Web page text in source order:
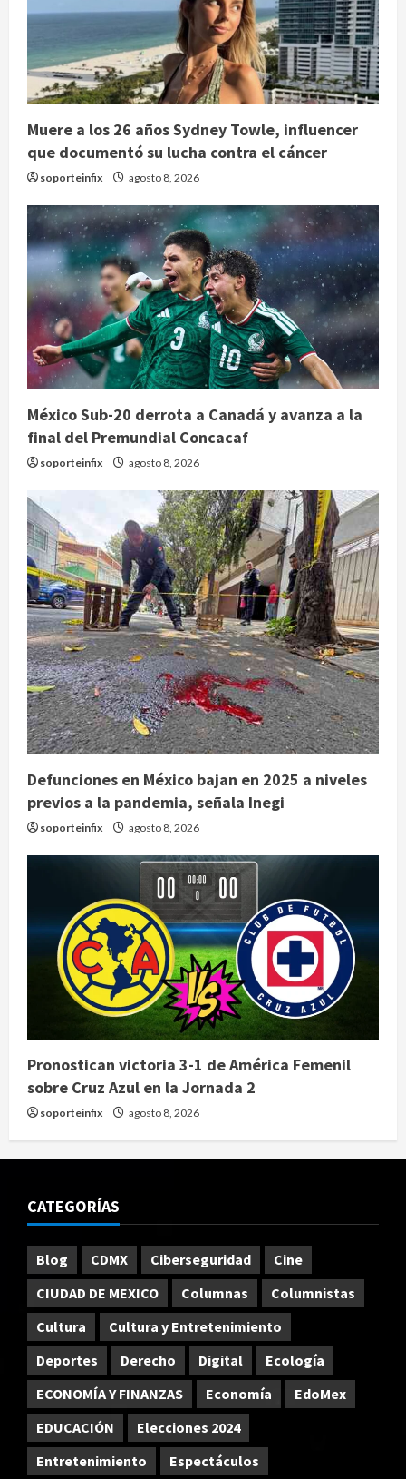
Muere a los 26 años Sydney Towle, influencer
que documentó su lucha contra el cáncer
soporteinfix agosto 8, 2026
México Sub-20 derrota a Canadá y avanza a la
final del Premundial Concacaf
soporteinfix agosto 8, 2026
Defunciones en México bajan en 2025 a niveles
previos a la pandemia, señala Inegi
soporteinfix agosto 8, 2026
Pronostican victoria 3-1 de América Femenil
sobre Cruz Azul en la Jornada 2
soporteinfix agosto 8, 2026
CATEGORÍAS
Blog CDMX Ciberseguridad
Cine
CIUDAD DE MEXICO
Columnas
Columnistas
Cultura
Cultura y Entretenimiento
Deportes
Derecho Digital
Ecología
ECONOMÍA Y FINANZAS
Economía
EdoMex
EDUCACIÓN
Elecciones 2024
Entretenimiento
Espectáculos